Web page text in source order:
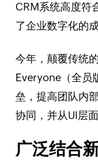
CRM系统高度符
了企业数字化的成
今年，颠覆传统
Everyone（全员
垒，提高团队内
协同，并从UI层
广泛结合